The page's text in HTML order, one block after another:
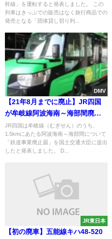
幹線」を運転すると発表しました。 この
列車はきっぷでの販売はなく旅行商品での
発売となる「団体貸し切り列...
DMV
【21年8月までに廃止】JR四国
が牟岐線阿波海南～海部間廃止
届を提出 阿佐海岸鉄道へ転換
「世界初のDMV」運行へ
JR四国は牟岐線（むぎせん）のうち、
1.5kmにあたる阿波海南～海部間について
「鉄道事業廃止届」を国土交通大臣に提出
したと発表しました。 D...
JR東日本
【初の廃車】五能線キハ48-520